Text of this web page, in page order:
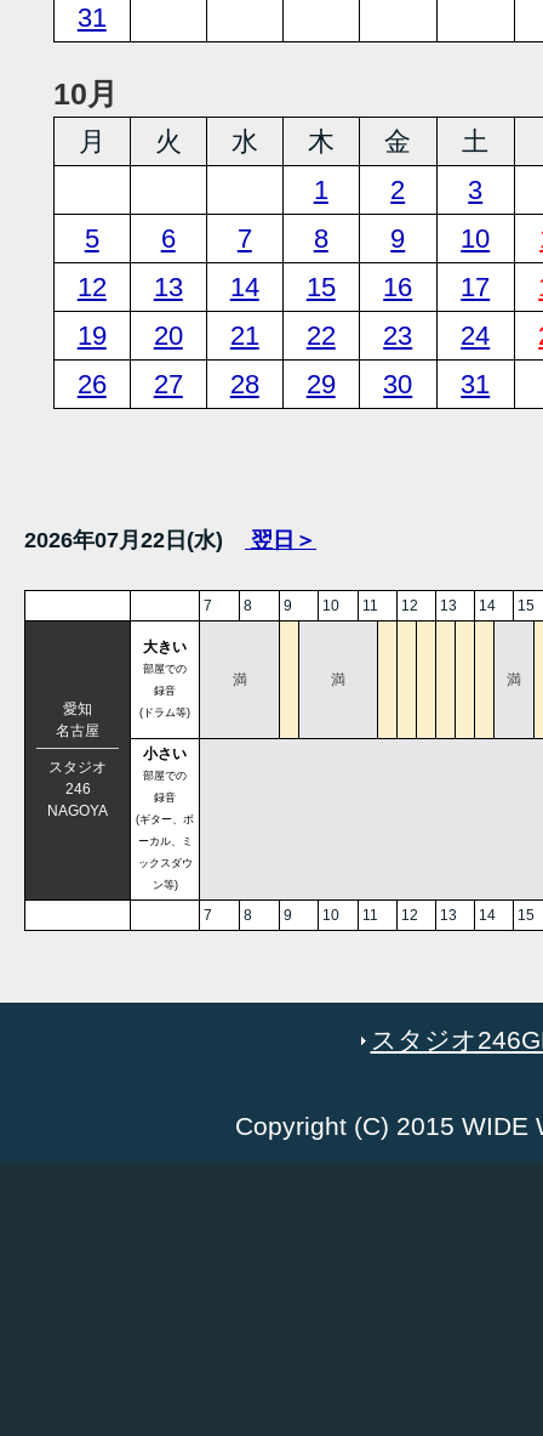
31
10月
月 火 水 木 金 土
1
2
3
5
6 7 8 9 10
12
13 14 15 16 17
19
20 21 22 23 24
26
27 28 29 30 31
2026年07月22日(水) 翌日＞
7 8 9 10 11 12 13 14 15
愛知
名古屋
スタジオ
246
NAGOYA
大きい
部屋での
録音
(ドラム等)
満 満 満
小さい
部屋での
録音
(ギター、ボ
ーカル、ミ
ックスダウ
ン等)
7 8 9 10 11 12 13 14 15
スタジオ
Copyright (C) 2015 WIDE